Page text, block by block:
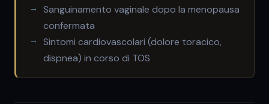
Sanguinamento vaginale dopo la menopausa
confermata
Sintomi cardiovascolari (dolore toracico,
dispnea) in corso di TOS